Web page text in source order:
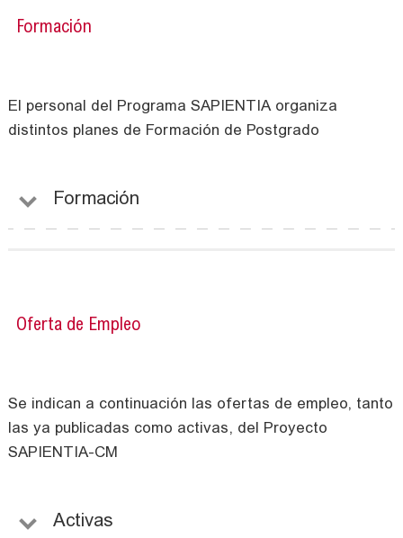
Formación
El personal del Programa SAPIENTIA organiza
distintos planes de Formación de Postgrado
Formación
Oferta de Empleo
Se indican a continuación las ofertas de empleo, tanto
las ya publicadas como activas, del Proyecto
SAPIENTIA-CM
Activas